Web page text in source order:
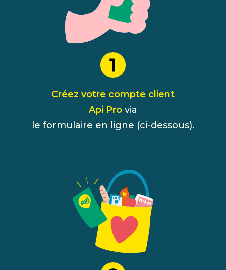
Créez votre compte client
Api Pro via
le formulaire en ligne (ci-dessous).